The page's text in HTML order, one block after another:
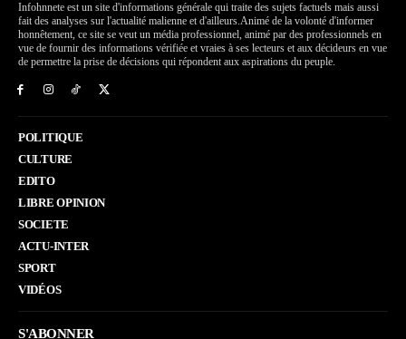
Infohnnete est un site d'informations générale qui traite des sujets factuels mais aussi
fait des analyses sur l'actualité malienne et d'ailleurs.Animé de la volonté d'informer
honnêtement, ce site se veut un média professionnel, animé par des professionnels en
vue de fournir des informations vérifiée et vraies à ses lecteurs et aux décideurs en vue
de permettre la prise de décisions qui répondent aux aspirations du peuple.
POLITIQUE
CULTURE
EDITO
LIBRE OPINION
SOCIETE
ACTU-INTER
SPORT
VIDÉOS
S'ABONNER